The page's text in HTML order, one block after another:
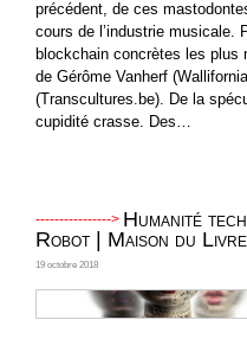
précédent, de ces
cours de l’industrie musicale.
blockchain concrètes les plus
de Gérôme Vanherf
(Transcultures.be). De la
cupidité crasse. Des…
Humanité
Robot | Maison du Livre
19 octobre 2018